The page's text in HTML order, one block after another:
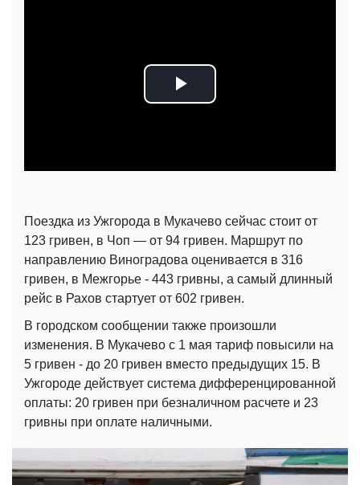
Play
Поездка из Ужгорода в Мукачево сейчас стоит от
123 гривен, в Чоп — от 94 гривен. Маршрут по
направлению Виноградова оценивается в 316
гривен, в Межгорье - 443 гривны, а самый длинный
рейс в Рахов стартует от 602 гривен.
В городском сообщении также произошли
изменения. В Мукачево с 1 мая тариф повысили на
5 гривен - до 20 гривен вместо предыдущих 15. В
Ужгороде действует система дифференцированной
оплаты: 20 гривен при безналичном расчете и 23
гривны при оплате наличными.